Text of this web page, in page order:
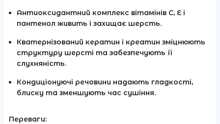
Антиоксидантний комплекс вітамінів C, E і
пантенол живить і захищає шерсть.
Кватернізований кератин і креатин зміцнюють
структуру шерсті та забезпечують її
слухняність.
Кондиціонуючі речовини надають гладкості,
блиску та зменшують час сушіння.
Переваги: